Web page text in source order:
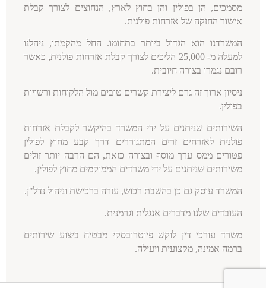
מסמכים, הן בפולין והן בחוץ לארץ, הנחוצים לצורך קבלת
אישור החזקה של אזרחות פולנית.
המשרדנו הוא הגדול ביותר בתחומו. החל מהקמתו, ניהלנו
למעלה מ-
25,000 הליכים לצורך קבלת אזרחות פולנית, כאשר
רובם נגמרו בצורה חיובית.
ניסיון ארוך זה גרם ליצירת קשרים טובים מול הלקוחות ורשויות
בפולין.
השירותים שניתנים על ידי המשרד בהיקשר לקבלת אזרחות
פולנית לאזרחים זרים המתגוררים דרך קבע מחוץ לפולין
פטורים ממס ערך מוסף ובצורה כזאת, הם הרבה יותר זולים
משירותים שניתנים על ידי משרדים הממוקמים מחוץ לפולין.
המשרד עוסק גם כן בהשבת רכוש, עזרה ברכישת וניהול נדל"ן.
העובדים שלנו מדברים אנגלית וגרמנית.
משרד עורכי דין לוקש פיוטרובסקי מבטיח ביצוע שירותים
ברמה אמינה, מקצועית ויעילה.